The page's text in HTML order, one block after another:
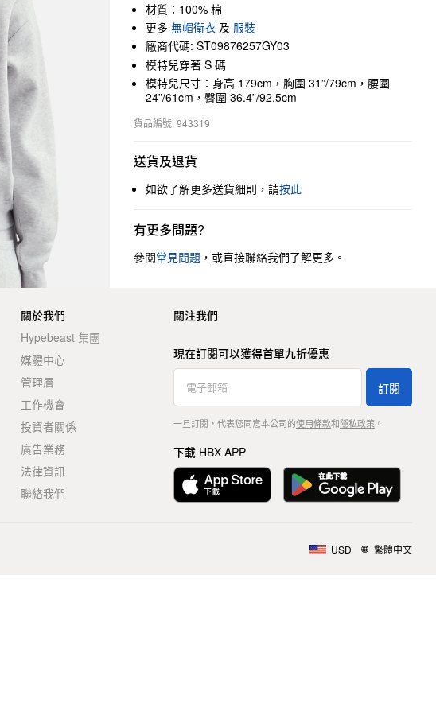
材質：100% 棉
更多 無帽衛衣 及 服裝
廠商代碼: ST09876257GY03
模特兒穿著 S 碼
模特兒尺寸：身高 179cm，胸圍 31”/79cm，腰圍
24”/61cm，臀圍 36.4”/92.5cm
貨品編號: 943319
送貨及退貨
如欲了解更多送貨細則，請按此
有更多問題?
參閱常見問題 ，或直接聯絡我們了解更多。
關於我們
Hypebeast 集團
媒體中心
管理層
工作機會
投資者關係
廣告業務
法律資訊
聯絡我們
關注我們
現在訂閱可以獲得首單九折優惠
訂閱
一旦訂閱，代表您同意本公司的使用條款和隱私政策。
下載 HBX APP
USD 繁體中文